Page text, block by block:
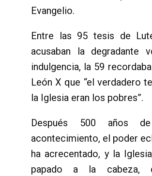
Evangelio.
Entre las 95 tesis de
acusaban la degradante
indulgencia, la 59
León X que “el verdadero
la Iglesia eran los pobres”.
Después 500 años
acontecimiento, el poder
ha acrecentado, y la
papado a la cabeza,